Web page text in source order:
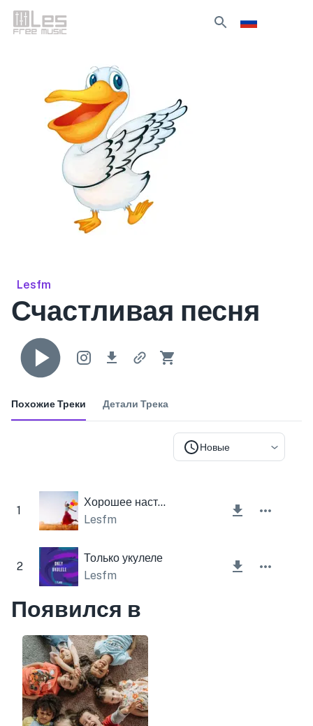
Lesfm
Счастливая песня
Похожие Треки Детали Трека
Новые
1
Хорошее настроение
Lesfm
2
Только укулеле
Lesfm
Появился в